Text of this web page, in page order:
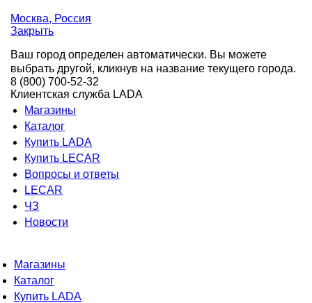
Москва, Россия
Закрыть
Ваш город определен автоматически. Вы можете
выбрать другой, кликнув на название текущего города.
8 (800) 700-52-32
Клиентская служба LADA
Магазины
Каталог
Купить LADA
Купить LECAR
Вопросы и ответы
LECAR
ЧЗ
Новости
Магазины
Каталог
Купить LADA